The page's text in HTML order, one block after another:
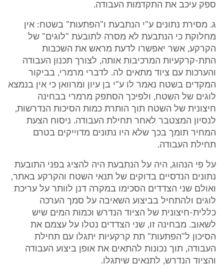
ספק עיכב את התקדמות העבודה.
ג. מסירת נתונים ע"י הנתבעת ו"הפתעות" בשטח: אין
מחלוקת כי הנתבעת לא מסרה לתובעת "לוגים" של
הקרקע, אשר יאפשרו לדעת מראש את השכבות
התת-קרקעיות המרכיבות אותה, לצורך תכנון העבודה
והערכות עם ציוד מתאים לה. לדברי מרמרי, בביקור
המקדים בשטח נאמר לו ע"י בן עיון ומרוואן כי אין בנמצא
לוגים של השטח, ולפיכך הסתפק מרמרי בבחינה
חיצונית של השטח תוך הותרת כמות הסיכות הנדרשות,
לנסיון המצטבר לאחר תחילת העבודה. ניסוח הצעת
המחיר תומך בכך שלא היו נתונים מדוייקים בטרם
תחילת העבודה.
על פי הנהוג, היה על הנתבעת היה להציג בפני התובעת
נתונים הנדסיים בדוקים של תנאי השטח והקרקע באתר,
ואולם שני הצדדים הסכימו במקרה דנן לוותר על עריכת
לוגים ולהתחיל בביצוע השאיבה על סמך הערכה
כללית-חיצונית של הציוד הנדרש וכמות המים שיש
לשאוב. מבחינה זו, שני הצדדים נטלו על עצמם את
הסיכון ל"הפתעות" תת קרקעיות יתגלו עם תחילת
העבודה, תוך נכונות להתאים את אופן ביצוע העבודה
והציוד הנדרש, לתנאים שיתגלו.